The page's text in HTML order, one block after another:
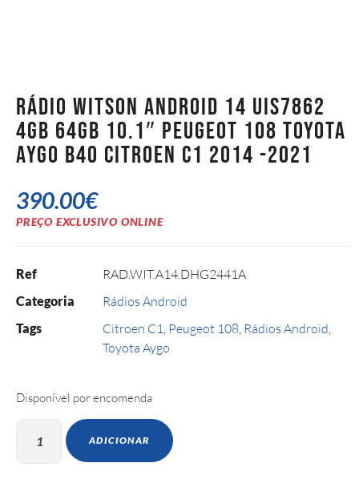
Rádio Witson Android 14 UIS7862
4GB 64GB 10.1″ Peugeot 108 Toyota
Aygo B40 Citroen C1 2014 -2021
390.00€
PREÇO EXCLUSIVO ONLINE
Ref RAD.WIT.A14.DHG2441A
Categoria Rádios Android
Tags Citroen C1, Peugeot 108, Rádios Android,
Toyota Aygo
Disponível por encomenda
ADICIONAR